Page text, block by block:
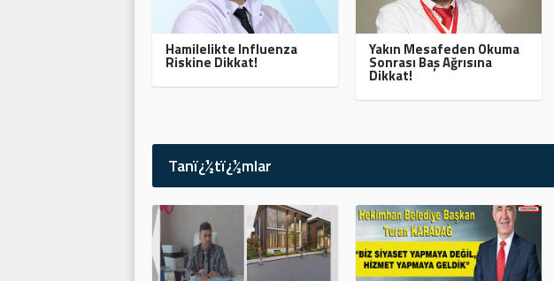
Hamilelikte Influenza
Riskine Dikkat!
Yakın Mesafeden Okuma
Sonrası Baş Ağrısına
Dikkat!
Tanï¿½tï¿½mlar